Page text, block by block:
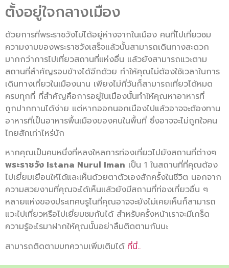
ตั้งอยู่ใจกลางเมือง
ด้วยการที่พระราชวังไม่ได้อยู่ห่างจากในเมือง คนที่ไปเที่ยวชม
ความงามของพระราชวังเสร็จแล้วนั้นสามารถเดินทางสะดวก
มากกว่าการไปเที่ยวสถานที่แห่งอื่น แล้วยังสามารถแวะตาม
สถานที่สำคัญรอบข้างได้อีกด้วย ทำให้คุณไม่ต้องใช้เวลาในการ
เดินทางเที่ยวในเมืองนาน เพียงไม่กี่วันก็สามารถเที่ยวได้หมด
ครบทุกที่ ที่สำคัญคือการอยู่ในเมืองนั้นทำให้คุณหาอาหารที่
ถูกปากทานได้ง่าย แต่หากออกนอกเมืองไปแล้วอาจจะต้องทาน
อาหารที่เป็นอาหารพื้นเมืองของคนในพื้นที่ ซึ่งอาจจะไม่ถูกใจคน
ไทยสักเท่าไหร่นัก
หากคุณเป็นคนหนึ่งที่หลงใหลการท่องเที่ยวไปยังสถานที่ต่างๆ
พระราชวัง Istana Nurul Iman เป็น 1 ในสถานที่ที่คุณต้อง
ไปเยี่ยมเยือนให้ได้และเห็นด้วยตาตัวเองสักครั้งในชีวิต นอกจาก
ความสวยงามที่คุณจะได้เห็นแล้วยังมีสถานที่ท่องเที่ยวอื่น ๆ
หลายแห่งของประเทศบรูไนที่คุณอาจจะยังไม่เคยเห็นก็สามารถ
แวะไปเที่ยวหรือไปเยี่ยมชมกันได้ สำหรับครั้งหน้าเราจะมีเกร็ด
ความรู้อะไรมาฝากให้คุณนั้นอย่าลืมติดตามกันนะ
สามารถติดตามบทความเพิ่มเติมได้ ที่นี่..